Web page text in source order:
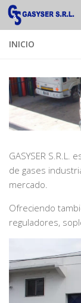
Saltar al
INICIO
GASYSER
de gases
mercado.
Ofreciendo
reguladores,